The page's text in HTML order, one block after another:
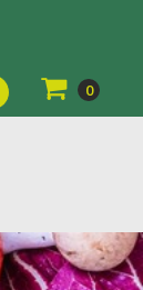
0